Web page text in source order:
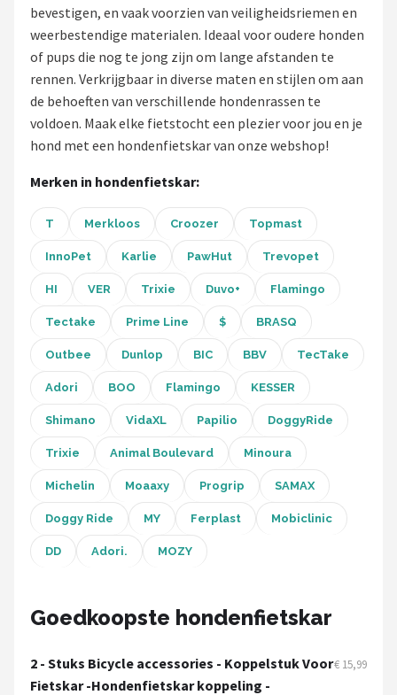
Shop
Basil
Volare
New Looxs
BBB Cycling
Schwalbe
Voltano
Cortina
Alle merken →
bevestigen, en vaak voorzien van veiligheidsriemen en
weerbestendige materialen. Ideaal voor oudere honden
of pups die nog te jong zijn om lange afstanden te
rennen. Verkrijgbaar in diverse maten en stijlen om aan
de behoeften van verschillende hondenrassen te
voldoen. Maak elke fietstocht een plezier voor jou en je
hond met een hondenfietskar van onze webshop!
Merken in hondenfietskar:
T Merkloos Croozer Topmast
InnoPet Karlie PawHut Trevopet
HI VER Trixie Duvo+ Flamingo
Tectake Prime Line $ BRASQ
Outbee Dunlop BIC BBV TecTake
Adori BOO Flamingo KESSER
Shimano VidaXL Papilio DoggyRide
Trixie Animal Boulevard Minoura
Michelin Moaaxy Progrip SAMAX
Doggy Ride MY Ferplast Mobiclinic
DD Adori. MOZY
Goedkoopste hondenfietskar
2 - Stuks Bicycle accessories - Koppelstuk Voor
Fietskar -Hondenfietskar koppeling -
€ 15,99